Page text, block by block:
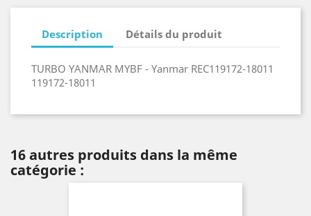
Description Détails du produit
TURBO YANMAR MYBF - Yanmar REC119172-18011
119172-18011
16 autres produits dans la même
catégorie :